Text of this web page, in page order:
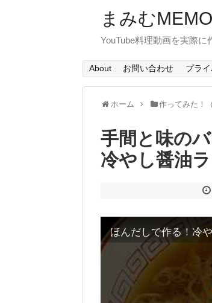
まみむ
YouTube料理動画を実際
About お問い合わせ プラ
ホーム 作ってみた！
手間と味の
冷やし醤油ラ
ほんだしで作る！冷